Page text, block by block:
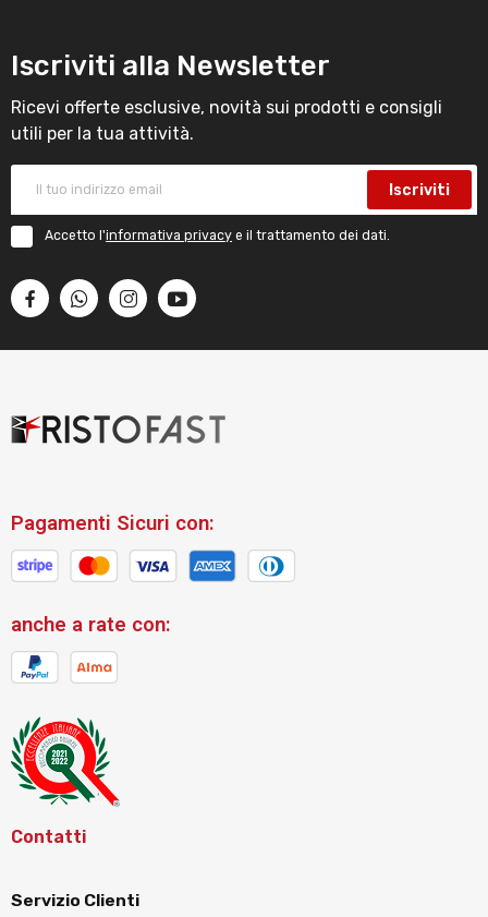
Iscriviti alla Newsletter
Ricevi offerte esclusive, novità sui prodotti e consigli
utili per la tua attività.
Iscriviti
Accetto l'informativa privacy e il trattamento dei dati.
Pagamenti Sicuri con:
anche a rate con:
Contatti
Servizio Clienti